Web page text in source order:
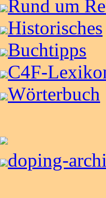
Rund um
Historisches
Buchtipps
C4F-
Wörterbuch
doping-